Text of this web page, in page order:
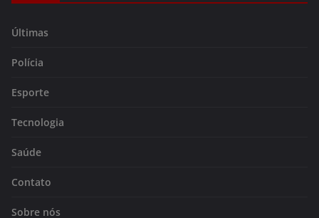
Últimas
Polícia
Esporte
Tecnologia
Saúde
Contato
Sobre nós